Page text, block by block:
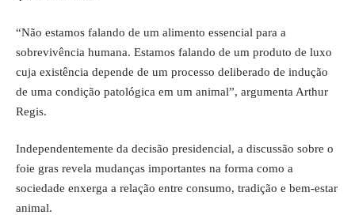
“Não estamos falando de um alimento essencial para a
sobrevivência humana. Estamos falando de um produto de luxo
cuja existência depende de um processo deliberado de indução
de uma condição patológica em um animal”, argumenta Arthur
Regis.
Independentemente da decisão presidencial, a discussão sobre o
foie gras revela mudanças importantes na forma como a
sociedade enxerga a relação entre consumo, tradição e bem-estar
animal.